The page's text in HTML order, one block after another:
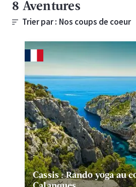
8 Aventures
Trier par :
Cassis : Rando yoga au